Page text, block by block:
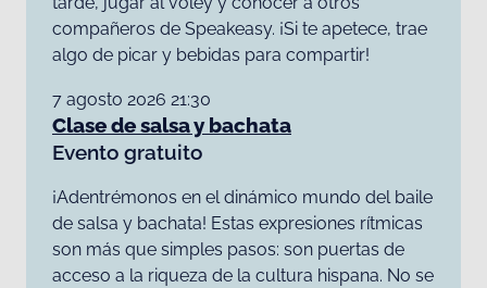
compañeros de Speakeasy. ¡Si te apetece, trae
algo de picar y bebidas para compartir!
7 agosto 2026 21:30
Clase de salsa y bachata
Evento gratuito
¡Adentrémonos en el dinámico mundo del baile
de salsa y bachata! Estas expresiones rítmicas
son más que simples pasos: son puertas de
acceso a la riqueza de la cultura hispana. No se